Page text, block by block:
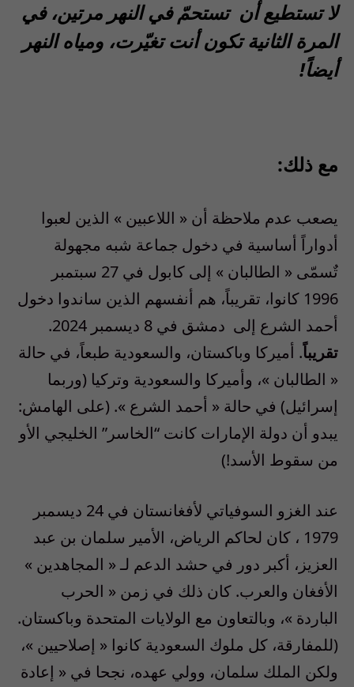
لا تستطيع أن تستحمّ في النهر مرتين، في
المرة الثانية تكون أنت تغيّرت، ومياه النهر
أيضاً!
مع ذلك:
يصعب عدم ملاحظة أن « اللاعبين » الذين لعبوا
أدواراً أساسية في دخول جماعة شبه مجهولة
تٌسمّى « الطالبان » إلى كابول في
سبتمبر
1996 كانوا، تقريباً، هم أنفسهم الذين ساندوا دخول
أحمد الشرع إلى دمشق في ديسمبر
تقريباً. أميركا وباكستان، والسعودية طبعاً، في حالة
« الطالبان »، وأميركا والسعودية وتركيا (وربما
إسرائيل) في حالة « أحمد الشرع ». (على الهامش:
يبدو أن دولة الإمارات كانت “الخاسر” الخليجي الأو
من سقوط الأسد!)
عند الغزو السوفياتي لأفغانستان في
ديسمبر
1979 ، كان لحاكم الرياض، الأمير سلمان بن عبد
العزيز، أكبر دور في حشد الدعم لـ « المجاهدين »
الأفغان والعرب. كان ذلك في زمن « الحرب
الباردة »، وبالتعاون مع الولايات المتحدة وباكستان.
(للمفارقة، كل ملوك السعودية كانوا « إصلاحيين »،
ولكن الملك سلمان، وولي عهده، نجحا في « إعادة